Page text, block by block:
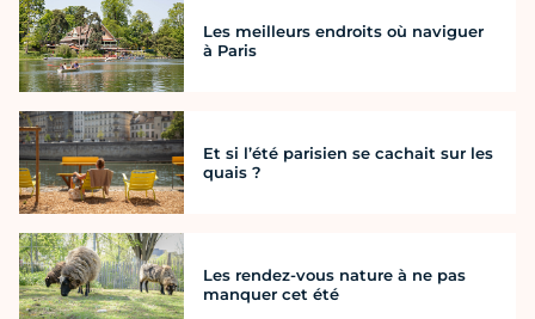
Les meilleurs endroits où naviguer
à Paris
Et si l’été parisien se cachait sur les
quais ?
Les rendez-vous nature à ne pas
manquer cet été